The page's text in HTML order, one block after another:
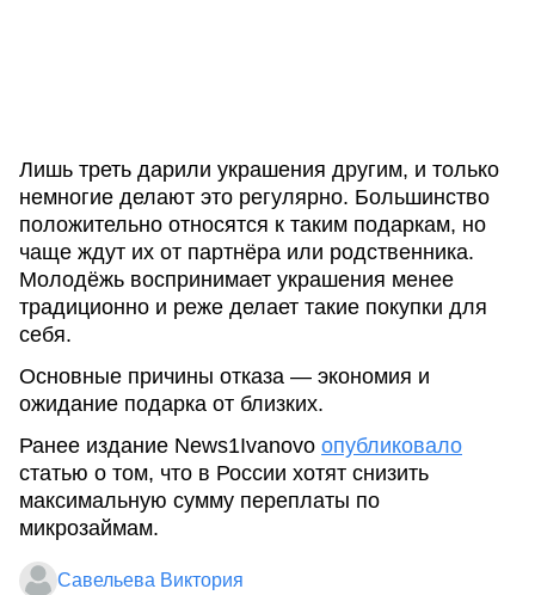
Лишь треть дарили украшения другим, и только
немногие делают это регулярно. Большинство
положительно относятся к таким подаркам, но
чаще ждут их от партнёра или родственника.
Молодёжь воспринимает украшения менее
традиционно и реже делает такие покупки для
себя.
Основные причины отказа — экономия и
ожидание подарка от близких.
Ранее издание News1Ivanovo опубликовало
статью о том, что в России хотят снизить
максимальную сумму переплаты по
микрозаймам.
Савельева Виктория